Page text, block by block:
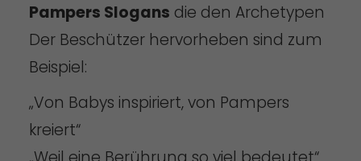
Pampers Slogans die den Archetypen
Der Beschützer hervorheben sind zum
Beispiel:
„Von Babys inspiriert, von Pampers
kreiert“